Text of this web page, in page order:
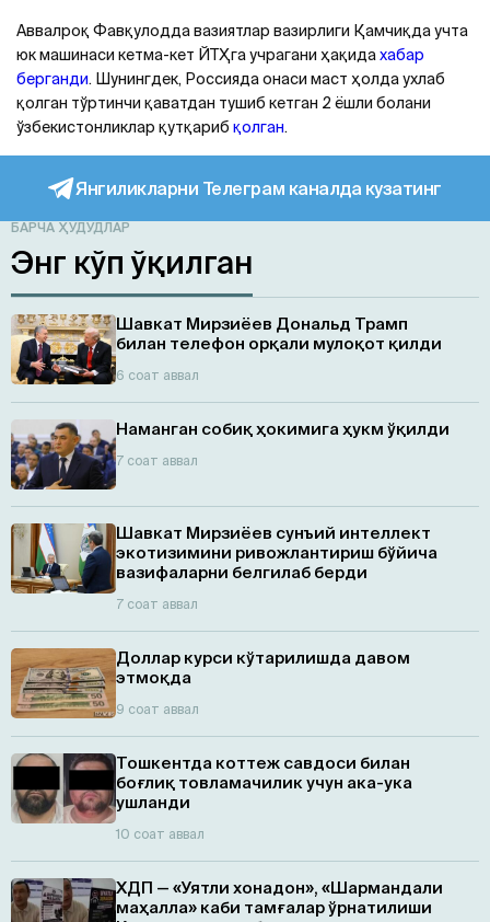
Аввалроқ Фавқулодда вазиятлар вазирлиги Қамчиқда учта
юк машинаси кетма-кет ЙТҲга учрагани ҳақидахабар
берганди. Шунингдек, Россияда онаси маст ҳолда ухлаб
қолган тўртинчи қаватдан тушиб кетган 2 ёшли болани
ўзбекистонликлар қутқариб қолган.
Янгиликларни Телеграм каналда кузатинг
БАРЧА ҲУДУДЛАР
Энг кўп ўқилган
Шавкат Мирзиёев Дональд Трамп
билан телефон орқали мулоқот қилди
6 соат аввал
Наманган собиқ ҳокимига ҳукм ўқилди
7 соат аввал
Шавкат Мирзиёев сунъий интеллект
экотизимини ривожлантириш бўйича
вазифаларни белгилаб берди
7 соат аввал
Доллар курси кўтарилишда давом
этмоқда
9 соат аввал
Тошкентда коттеж савдоси билан
боғлиқ товламачилик учун ака-ука
ушланди
10 соат аввал
ХДП — «Уятли хонадон», «Шармандали
маҳалла» каби тамғалар ўрнатилиши